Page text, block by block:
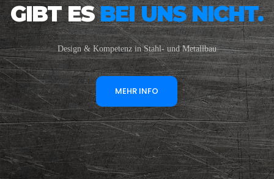
GIBT ESBEI UNS NICHT.
Design & Kompetenz in Stahl- und Metallbau
MEHR INFO